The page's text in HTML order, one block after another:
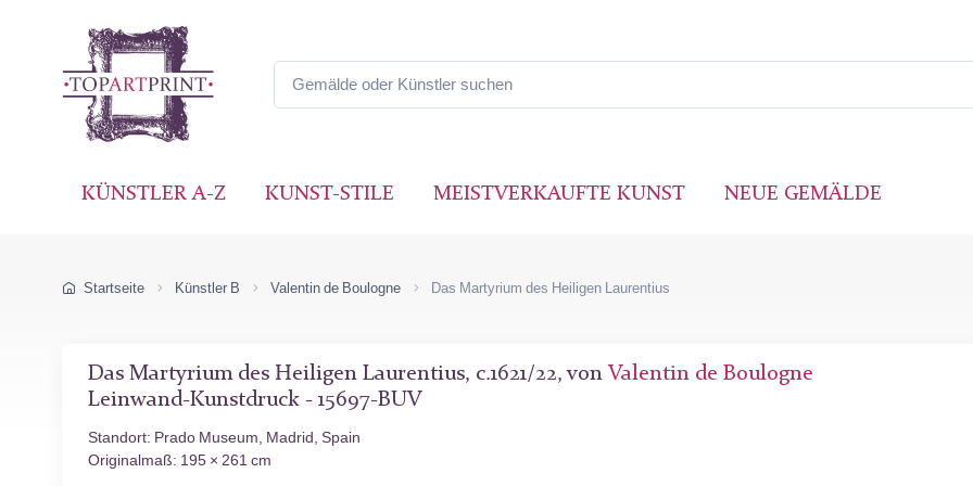
KÜNSTLER A-Z KUNST-STILE MEISTVERKAUFTE KUNST NEUE GEMÄLDE
Startseite Künstler B Valentin de Boulogne Das Martyrium des Heiligen Laurentius
Das Martyrium des Heiligen Laurentius, c.1621/22, von Valentin de Boulogne
Leinwand-Kunstdruck - 15697-BUV
Standort: Prado Museum, Madrid, Spain
Originalmaß: 195 × 261 cm